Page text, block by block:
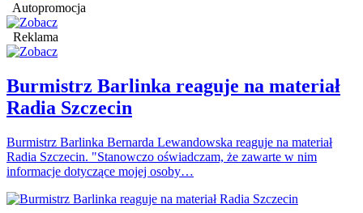
Autopromocja
Reklama
Burmistrz Barlinka reaguje na materiał
Radia Szczecin
Burmistrz Barlinka Bernarda Lewandowska reaguje na materiał
Radia Szczecin. "Stanowczo oświadczam, że zawarte w nim
informacje dotyczące mojej osoby…